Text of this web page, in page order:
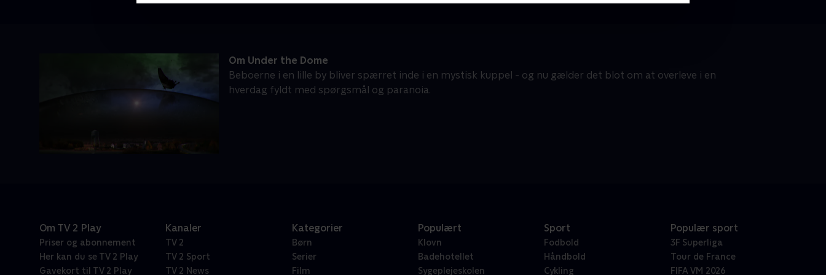
Om Under the Dome
Beboerne i en lille by bliver spærret inde i en mystisk kuppel - og nu gælder det blot om at overleve i en
hverdag fyldt med spørgsmål og paranoia.
Om TV 2 Play
Priser og abonnement
Her kan du se TV 2 Play
Gavekort til TV 2 Play
Kanaler
TV 2
TV 2 Sport
TV 2 News
Kategorier
Børn
Serier
Film
Populært
Klovn
Badehotellet
Sygeplejeskolen
Sport
Fodbold
Håndbold
Cykling
Populær sport
3F Superliga
Tour de France
FIFA VM 2026